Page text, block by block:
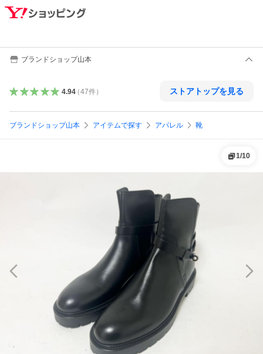
ブランドショップ山本
4.94（47件） ストアトップを見る
ブランドショップ山本 アイテムで探す アパレル 靴
1/10